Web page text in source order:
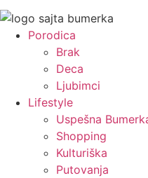
Porodica
Brak
Deca
Ljubimci
Lifestyle
Uspešna
Shopping
Kulturiška
Putovanja